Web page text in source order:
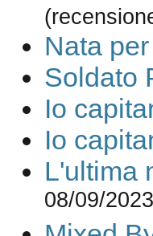
Nata
Soldato
Io
Io
L'ultima
08/09/